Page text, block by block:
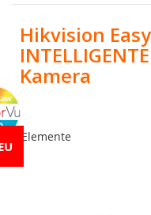
Hikvision
Kamera
Elemente